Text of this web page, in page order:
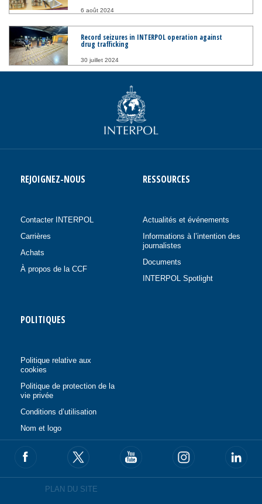
6 août 2024
Record seizures in INTERPOL operation against
drug trafficking
30 juillet 2024
REJOIGNEZ-NOUS
Contacter INTERPOL
Carrières
Achats
À propos de la CCF
RESSOURCES
Actualités et événements
Informations à l’intention des
journalistes
Documents
INTERPOL Spotlight
POLITIQUES
Politique relative aux
cookies
Politique de protection de la
vie privée
Conditions d’utilisation
Nom et logo
PLAN DU SITE